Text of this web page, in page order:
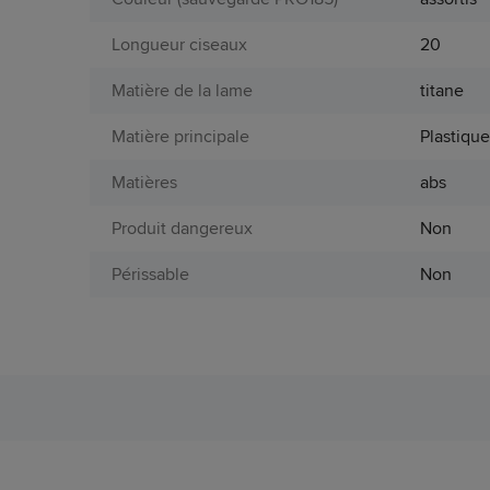
Longueur ciseaux
20
Matière de la lame
titane
Matière principale
Plastique
Matières
abs
Produit dangereux
Non
Périssable
Non